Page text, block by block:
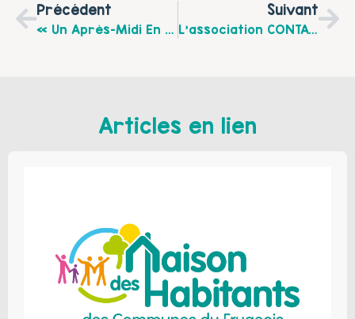
Précédent
« Un Après-Midi En Famille » Le Mercredi 25 Octobre À Harnes De 14h À 17h30
Suivant
L’association CONTACT Nord-Pas-De-Calais Vous Présente Les Actions À Venir Dans La Région…
Articles en lien